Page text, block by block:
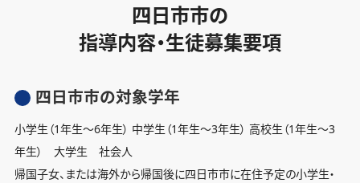
四日市市の
指導内容・生徒募集要項
四日市市の対象学年
小学生（1年生〜6年生） 中学生（1年生〜3年生） 高校生（1年生〜3
年生） 大学生 社会人
帰国子女、または海外から帰国後に四日市市に在住予定の小学生・